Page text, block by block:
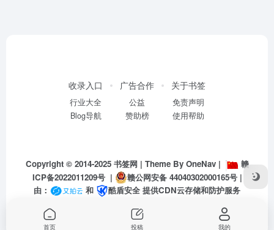
收录入口
行业大全
Blog导航
广告合作
公益
赞助榜
关于书签
免责声明
使用帮助
Copyright © 2014-2025 书签网 | Theme By OneNav|
赣
ICP备2022011209号| 赣公网安备 44040302000165号|
由：
和 酷盾安全 提供CDN云存储和防护服务
首页 投稿 我的